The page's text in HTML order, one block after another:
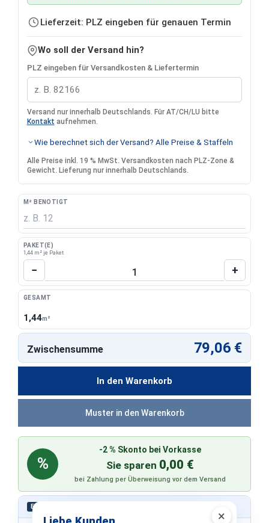
×
Lieferzeit: PLZ eingeben für genauen Termin
Wo soll der Versand hin?
PLZ eingeben für Versandkosten & Liefertermin
Versand nur innerhalb Deutschlands. Für AT/CH/LU bitte
Kontakt aufnehmen.
Wie berechnet sich der Versand? Alle Preise & Staffeln
Alle Preise inkl. 19 % MwSt. Versandkosten nach PLZ-Zone &
Gewicht. Lieferung nur innerhalb Deutschlands.
M² BENÖTIGT
PAKET(E)
1,44 m² je Paket
Produkt Anzahl: Gib den gewünschten
− +
GESAMT
1,44m²
In den Warenkorb
EXPRESS
Zwischensumme 79,06 €
%
-2 % Skonto bei Vorkasse
Sie sparen 0,00 €
bei Zahlung per Überweisung vor dem Versand
Muster in den Warenkorb